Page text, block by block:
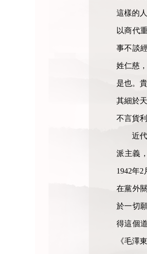
這樣的
以商代
事不談
姓仁慈
是也。
其細於
不言貨
近
派主義
1942年
在黨外
於一切
得這個
《毛澤